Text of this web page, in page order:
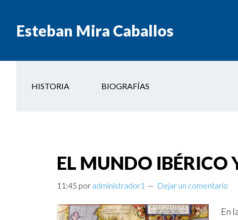
Esteban Mira Caballos
HISTORIA BIOGRAFÍAS
EL MUNDO IBÉRICO
11:45 por administrador1 Dejar un comentario
En